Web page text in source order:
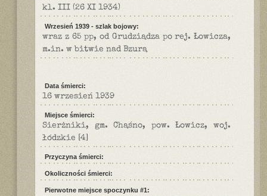
kl. III (26 XI 1934)
Wrzesień 1939 - szlak bojowy:
wraz z 65 pp, od Grudziądza po rej. Łowicza,
m.in. w bitwie nad Bzurą
Data śmierci:
16 wrzesień 1939
Miejsce śmierci:
Sierżniki, gm. Chąśno, pow. Łowicz, woj.
łódzkie [4]
Przyczyna śmierci:
Okoliczności śmierci:
Pierwotne miejsce spoczynku #1: